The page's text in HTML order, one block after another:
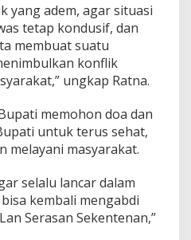
yang adem, agar situasi
tetap kondusif, dan
membuat suatu
konflik
ungkap Ratna.
memohon doa dan
untuk terus sehat,
melayani masyarakat.
selalu lancar dalam
kembali mengabdi
Serasan Sekentenan,”